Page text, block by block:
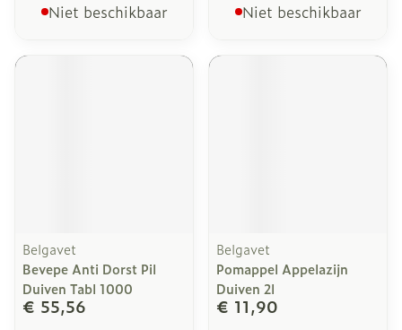
Niet beschikbaar Niet beschikbaar
Belgavet
Bevepe Anti Dorst Pil
Duiven Tabl 1000
€ 55,56
Belgavet
Pomappel Appelazijn
Duiven 2l
€ 11,90